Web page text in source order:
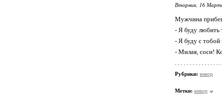
Вторник, 16
Мужчина
- Я буду любить
- Я буду с тобой
- Милая, соси!
Рубрики: юмор
Метки: юмор